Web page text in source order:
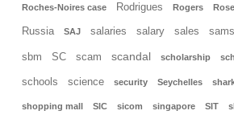
Roches-Noires case Rodrigues Rogers
Russia SAJ salaries salary sales
sbm SC scam scandal scholarship
schools science security Seychelles
shopping mall SIC sicom singapore SIT